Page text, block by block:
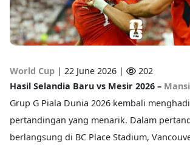
World Cup | 22 June 2026 |
202
Hasil Selandia Baru vs Mesir 2026 –
Grup G Piala Dunia 2026 kembali
pertandingan yang menarik. Dalam
berlangsung di BC Place Stadium,